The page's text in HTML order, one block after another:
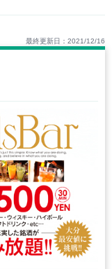
最終更新日：2021/12/16